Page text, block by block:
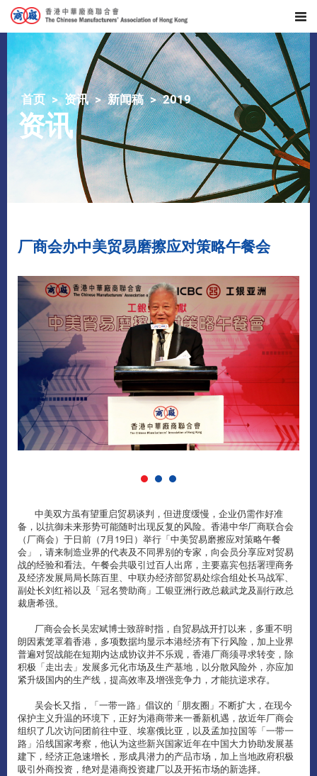
首页 资讯 新闻稿 2019
资讯
厂商会办中美贸易磨擦应对策略午餐会
中美双方虽有望重启贸易谈判，但进度缓慢，企业仍需作好准
备，以抗御未来形势可能随时出现反复的风险。香港中华厂商联合会
（厂商会）于日前（7月19日）举行「中美贸易磨擦应对策略午餐
会」，请来制造业界的代表及不同界别的专家，向会员分享应对贸易
战的经验和看法。午餐会共吸引过百人出席，主要嘉宾包括署理商务
及经济发展局局长陈百里、中联办经济部贸易处综合组处长马战军、
副处长刘红裕以及「冠名赞助商」工银亚洲行政总裁武龙及副行政总
裁唐希强。
厂商会会长吴宏斌博士致辞时指，自贸易战开打以来，多重不明
朗因素笼罩着香港，多项数据均显示本港经济有下行风险，加上业界
普遍对贸战能在短期内达成协议并不乐观，香港厂商须寻求转变，除
积极「走出去」发展多元化市场及生产基地，以分散风险外，亦应加
紧升级国内的生产线，提高效率及增强竞争力，才能抗逆求存。
吴会长又指，「一带一路」倡议的「朋友圈」不断扩大，在现今
保护主义升温的环境下，正好为港商带来一番新机遇，故近年厂商会
组织了几次访问团前往中亚、埃塞俄比亚，以及孟加拉国等「一带一
路」沿线国家考察，他认为这些新兴国家近年在中国大力协助发展基
建下，经济正急速增长，形成具潜力的产品市场，加上当地政府积极
吸引外商投资，绝对是港商投资建厂以及开拓市场的新选择。